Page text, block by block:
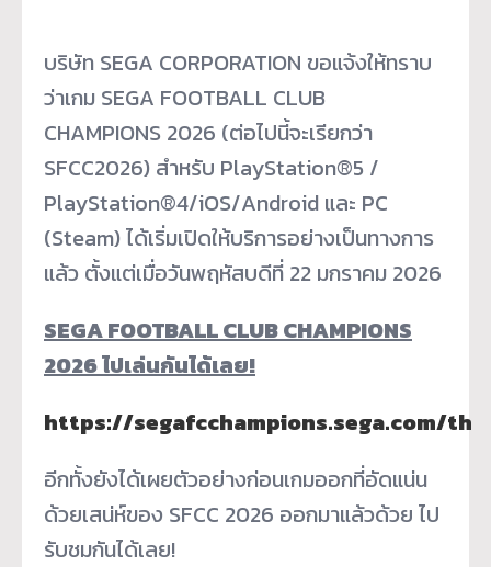
บริษัท SEGA CORPORATION ขอแจ้งให้ทราบ
ว่าเกม SEGA FOOTBALL CLUB
CHAMPIONS 2026 (ต่อไปนี้จะเรียกว่า
SFCC2026) สำหรับ PlayStation®5 /
PlayStation®4/iOS/Android และ PC
(Steam) ได้เริ่มเปิดให้บริการอย่างเป็นทางการ
แล้ว ตั้งแต่เมื่อวันพฤหัสบดีที่ 22 มกราคม 2026
SEGA FOOTBALL CLUB CHAMPIONS
2026 ไปเล่นกันได้เลย!
https://segafcchampions.sega.com/th
อีกทั้งยังได้เผยตัวอย่างก่อนเกมออกที่อัดแน่น
ด้วยเสน่ห์ของ SFCC 2026 ออกมาแล้วด้วย ไป
รับชมกันได้เลย!